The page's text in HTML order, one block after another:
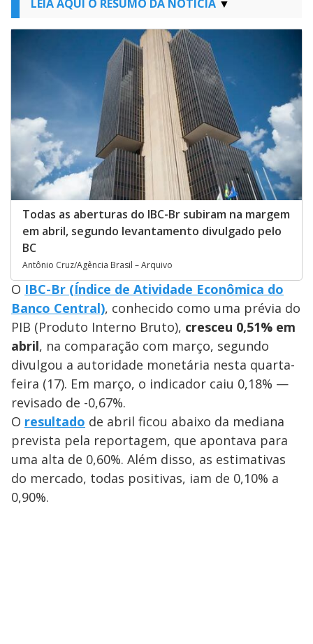
LEIA AQUI O RESUMO DA NOTÍCIA
Todas as aberturas do IBC-Br subiram na margem
em abril, segundo levantamento divulgado pelo
BC
Antônio Cruz/Agência Brasil – Arquivo
O IBC-Br (Índice de Atividade Econômica do
Banco Central), conhecido como uma prévia do
PIB (Produto Interno Bruto), cresceu 0,51% em
abril, na comparação com março, segundo
divulgou a autoridade monetária nesta quarta-
feira (17). Em março, o indicador caiu 0,18% —
revisado de -0,67%.
O resultado de abril ficou abaixo da mediana
prevista pela reportagem, que apontava para
uma alta de 0,60%. Além disso, as estimativas
do mercado, todas positivas, iam de 0,10% a
0,90%.